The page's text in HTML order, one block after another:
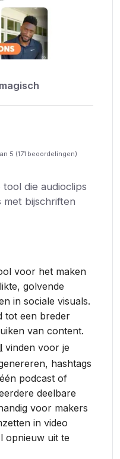
5 (171 beoordelingen)
die audioclips
met bijschriften
voor het maken
golvende
in sociale visuals.
tot een breder
van content.
vinden voor je
hashtags
podcast of
deelbare
voor makers
in video
opnieuw uit te